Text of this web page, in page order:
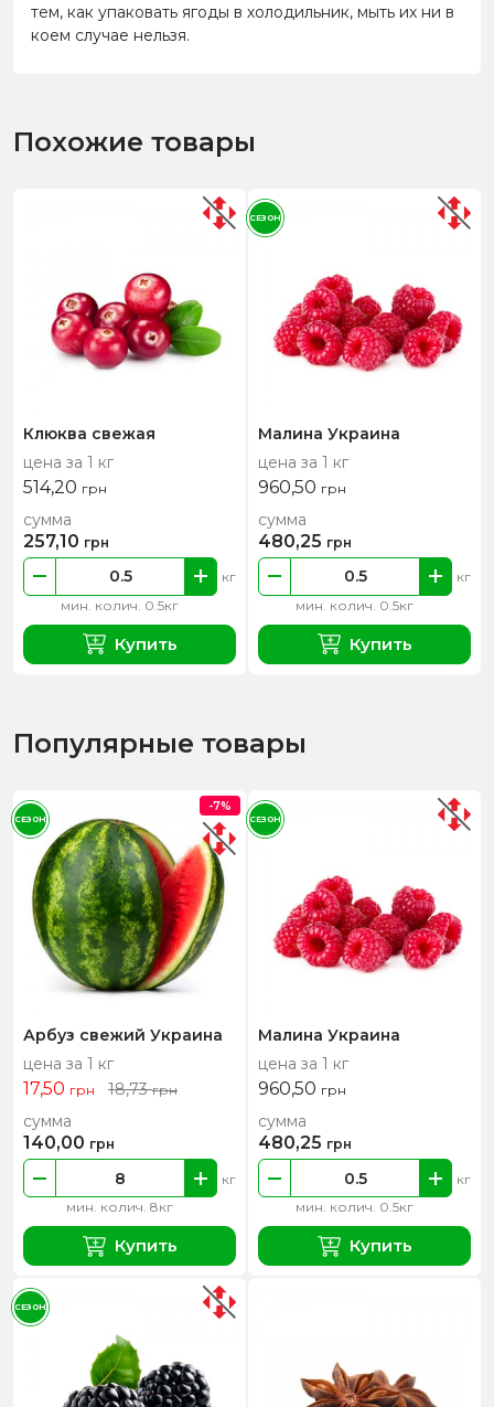
тем, как упаковать ягоды в холодильник, мыть их ни в
коем случае нельзя.
Похожие товары
Клюква свежая
цена за 1 кг
514,20 грн
мин. колич. 0.5кг
кг
сумма
257,10 грн
Купить
Малина Украина
цена за 1 кг
960,50 грн
мин. колич. 0.5кг
кг
сумма
480,25 грн
Купить
СЕЗОН
Популярные товары
Арбуз свежий Украина
цена за 1 кг
17,50 грн 18,73грн
мин. колич. 8кг
кг
сумма
140,00 грн
Купить
-7%
СЕЗОН
Малина Украина
цена за 1 кг
960,50 грн
мин. колич. 0.5кг
кг
сумма
480,25 грн
Купить
СЕЗОН
СЕЗОН